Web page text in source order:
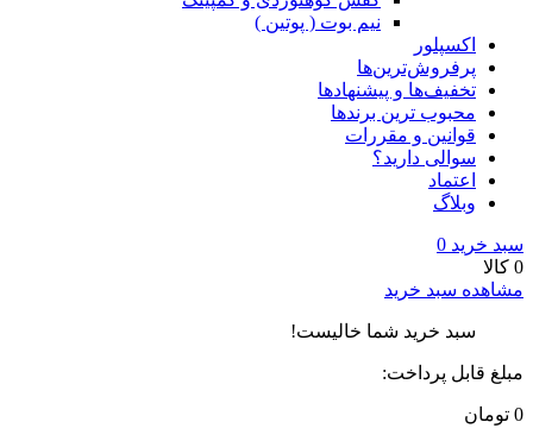
نیم بوت ( پوتین )
اکسپلور
پرفروش‌ترین‌ها
تخفیف‌ها و پیشنهادها
محبوب ترین برندها
قوانین و مقررات
سوالی دارید؟
اعتماد
وبلاگ
سبد خرید 0
0 کالا
مشاهده سبد خرید
سبد خرید شما خالیست!
مبلغ قابل پرداخت:
0 تومان